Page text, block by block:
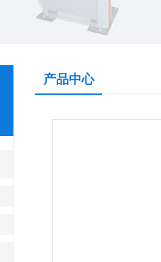
产品中心